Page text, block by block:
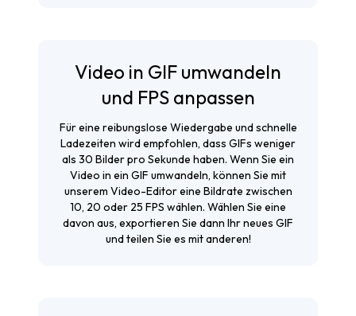
Video in GIF umwandeln
und FPS anpassen
Für eine reibungslose Wiedergabe und schnelle
Ladezeiten wird empfohlen, dass GIFs weniger
als 30 Bilder pro Sekunde haben. Wenn Sie ein
Video in ein GIF umwandeln, können Sie mit
unserem Video-Editor eine Bildrate zwischen
10, 20 oder 25 FPS wählen. Wählen Sie eine
davon aus, exportieren Sie dann Ihr neues GIF
und teilen Sie es mit anderen!